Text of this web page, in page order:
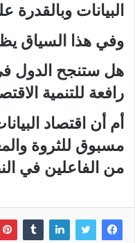
البيانات وبالقدرة
وفي هذا السياق
هل ستنجح الدول
رافعة للتنمية
أم أن اقتصاد
مسبوق للثروة
من الفاعلين في